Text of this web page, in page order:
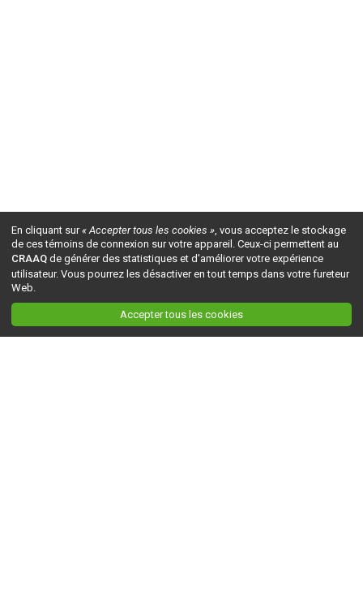
En cliquant sur« Accepter tous les cookies », vous acceptez le stockage
de ces témoins de connexion sur votre appareil. Ceux-ci permettent au
CRAAQ de générer des statistiques et d'améliorer votre expérience
utilisateur. Vous pourrez les désactiver en tout temps dans votre fureteur
Web.
Accepter tous les cookies